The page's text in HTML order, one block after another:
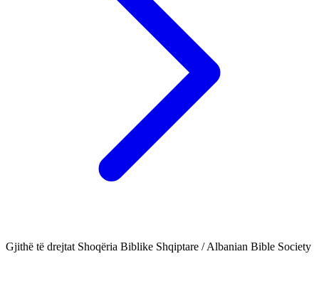
Gjithë të drejtat Shoqëria Biblike Shqiptare / Albanian Bible Society